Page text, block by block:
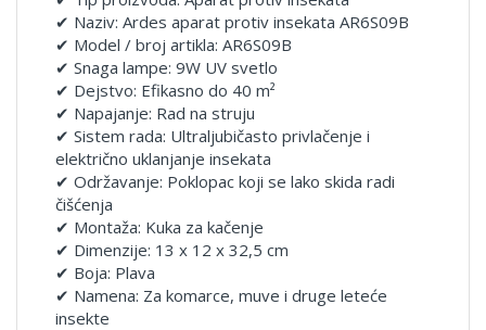
✔ Naziv: Ardes aparat protiv insekata AR6S09B
✔ Model / broj artikla: AR6S09B
✔ Snaga lampe: 9W UV svetlo
✔ Dejstvo: Efikasno do 40 m²
✔ Napajanje: Rad na struju
✔ Sistem rada: Ultraljubičasto privlačenje i
električno uklanjanje insekata
✔ Održavanje: Poklopac koji se lako skida radi
čišćenja
✔ Montaža: Kuka za kačenje
✔ Dimenzije: 13 x 12 x 32,5 cm
✔ Boja: Plava
✔ Namena: Za komarce, muve i druge leteće
insekte